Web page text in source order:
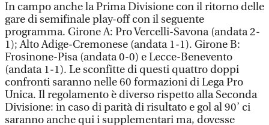
In campo anche la Prima Divisione con il ritorno delle
gare di semifinale play-off con il seguente
programma. Girone A: Pro Vercelli-Savona (andata 2-
1); Alto Adige-Cremonese (andata 1-1). Girone B:
Frosinone-Pisa (andata 0-0) e Lecce-Benevento
(andata 1-1). Le sconfitte di questi quattro doppi
confronti saranno nelle 60 formazioni di Lega Pro
Unica. Il regolamento è diverso rispetto alla Seconda
Divisione: in caso di parità di risultato e gol al 90’ ci
saranno anche qui i supplementari ma, dovesse